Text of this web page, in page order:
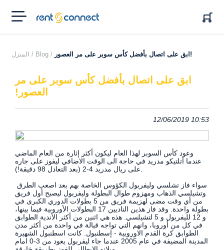
RENT'N
CONNECT
المنزل / Blog / ابق على اتصال بأفضل كأس سوبر على مر العصور!
ابق على اتصال بأفضل كأس سوبر على مر
العصور!
12/06/2019 10:53
وعود كأس السوبر لهذا العام ليكون أكثر إثارة من العام الماضي
عندما أتلتيكو مدريد في حاجة الى الوقت الاضافي ليفوز على جاره
وتشيلسي الذهاب ومهزوم طوال البطولة وليفربول ليصبح أول فريق
من أي وقت مضى لهزيمة فريق من 5 بطولات الدوري الكبرى في
بطولة واحدة. وقد فاز هذين الناديين 17 البطولات الأوروبية فيما بينها،
و 12 لليفربول و 5 لتشيلسي. هذه هي اثنين من أكثر الأندية الطوابق
في كل من أوروبا، وانهم التي تواجه قبالة في واحدة من أكثر مدن
الطوابق كرة القدم الاوروبية - إسطنبول. كانت اسطنبول الشهيرة
المدينة المضيفة في عام 2005 عندما جاء ليفربول يعود من 3-0 امام